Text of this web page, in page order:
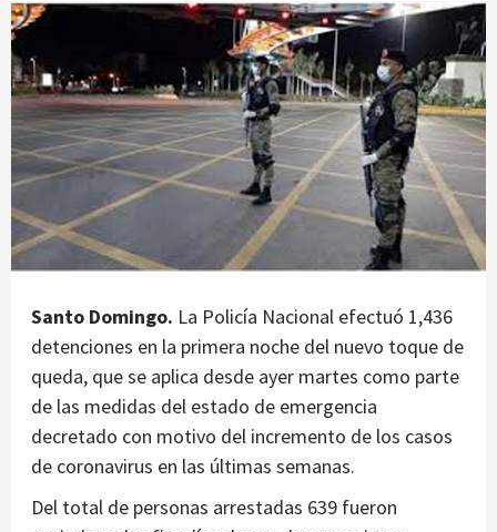
Santo Domingo. La Policía Nacional efectuó 1,436
detenciones en la primera noche del nuevo toque de
queda, que se aplica desde ayer martes como parte
de las medidas del estado de emergencia
decretado con motivo del incremento de los casos
de coronavirus en las últimas semanas.
Del total de personas arrestadas 639 fueron